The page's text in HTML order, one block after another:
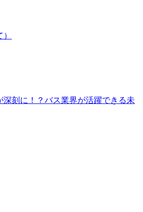
深刻に！？バス業界が活躍できる未